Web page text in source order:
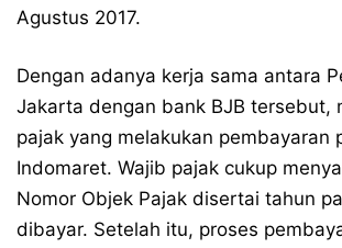
Agustus 2017.
Dengan adanya kerja sama antara
Jakarta dengan bank BJB tersebut,
pajak yang melakukan pembayaran
Indomaret. Wajib pajak cukup
Nomor Objek Pajak disertai tahun
dibayar. Setelah itu, proses